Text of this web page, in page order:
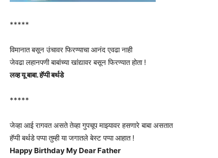
*****
विमानात बसून उंचावर फिरण्याचा आनंद एवढा नाही
जेवढा लहानपणी बाबांच्या खांद्यावर बसून फिरण्यात होता !
लव्ह यू बाबा. हॅप्पी बर्थडे
*****
जेव्हा आई रागवत असते तेव्हा गुपचूप माझ्यावर हसणारे बाबा असतात
हॅप्पी बर्थडे पप्पा तुम्ही या जगातले बेस्ट पप्पा आहात !
Happy Birthday My Dear Father